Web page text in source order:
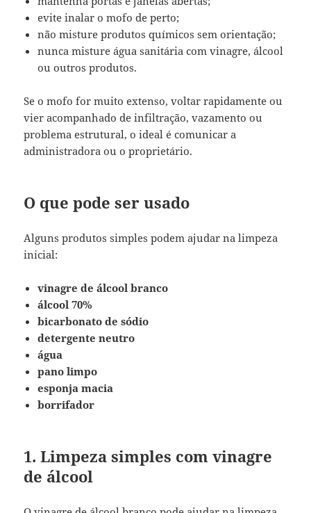
evite inalar o mofo de perto;
não misture produtos químicos sem orientação;
nunca misture água sanitária com vinagre, álcool
ou outros produtos.
Se o mofo for muito extenso, voltar rapidamente ou
vier acompanhado de infiltração, vazamento ou
problema estrutural, o ideal é comunicar a
administradora ou o proprietário.
O que pode ser usado
Alguns produtos simples podem ajudar na limpeza
inicial:
vinagre de álcool branco
álcool 70%
bicarbonato de sódio
detergente neutro
água
pano limpo
esponja macia
borrifador
1. Limpeza simples com vinagre
de álcool